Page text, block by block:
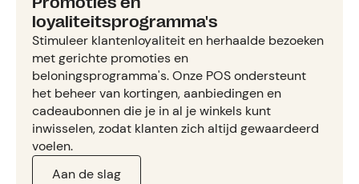
loyaliteitsprogramma's
Stimuleer klantenloyaliteit en herhaalde bezoeken
met gerichte promoties en
beloningsprogramma's. Onze POS ondersteunt
het beheer van kortingen, aanbiedingen en
cadeaubonnen die je in al je winkels kunt
inwisselen, zodat klanten zich altijd gewaardeerd
voelen.
Aan de slag